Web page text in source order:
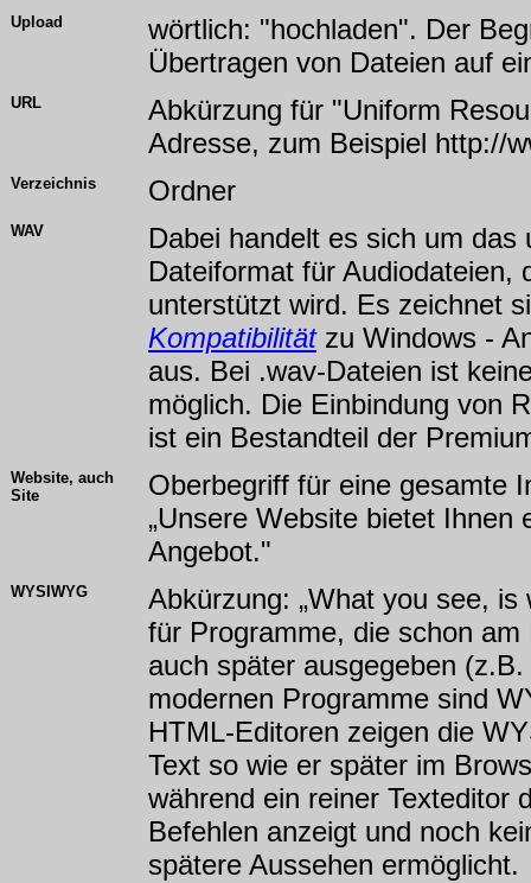
Upload
wörtlich: "hochladen". Der
Übertragen von Dateien auf
URL
Abkürzung für "Uniform
Adresse, zum Beispiel http://
Verzeichnis Ordner
WAV
Dabei handelt es sich um das
Dateiformat für Audiodateien,
unterstützt wird. Es zeichnet
Kompatibilitätzu Windows -
aus. Bei .wav-Dateien ist
möglich. Die Einbindung von
ist ein Bestandteil der
Website, auch
Site
Oberbegriff für eine gesamte
„Unsere Website bietet Ihnen
Angebot."
WYSIWYG
Abkürzung: „What you see,
für Programme, die schon
auch später ausgegeben
modernen Programme sind
HTML-Editoren zeigen die
Text so wie er später im
während ein reiner Texteditor
Befehlen anzeigt und noch
spätere Aussehen ermöglicht.